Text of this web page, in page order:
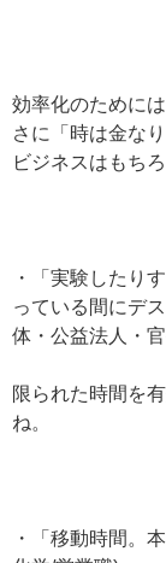
効率化のために
さに「時は金な
ビジネスはもち
・「実験したり
っている間にデ
体・公益法人・
限られた時間を
ね。
・「移動時間。